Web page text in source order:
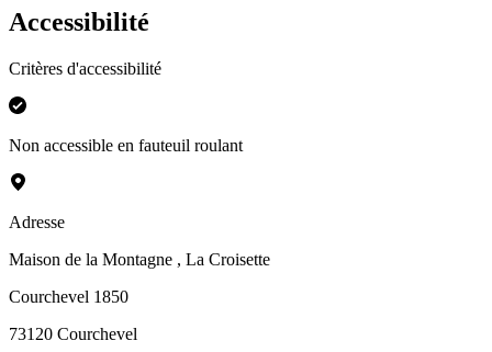
Accessibilité
Critères d'accessibilité
Non accessible en fauteuil roulant
Adresse
Maison de la Montagne , La Croisette
Courchevel 1850
73120 Courchevel